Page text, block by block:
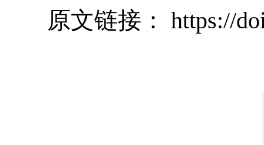
原文链接： https://